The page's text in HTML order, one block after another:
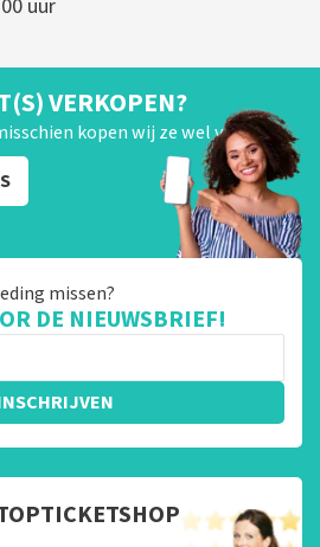
uur
VERKOPEN?
kopen wij ze wel van je!
missen?
DE NIEUWSBRIEF!